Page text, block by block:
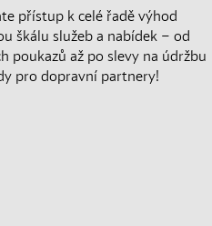
přístup k celé řadě výhod
škálu služeb a nabídek – od
poukazů až po slevy na údržbu
pro dopravní partnery!